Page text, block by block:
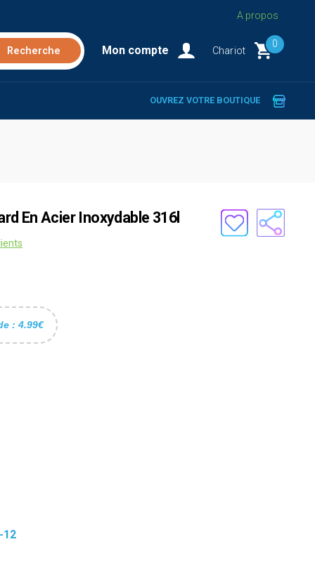
A propos
Mon compte Chariot
0
OUVREZ VOTRE BOUTIQUE
En Acier Inoxydable 316l
: 4.99€
12